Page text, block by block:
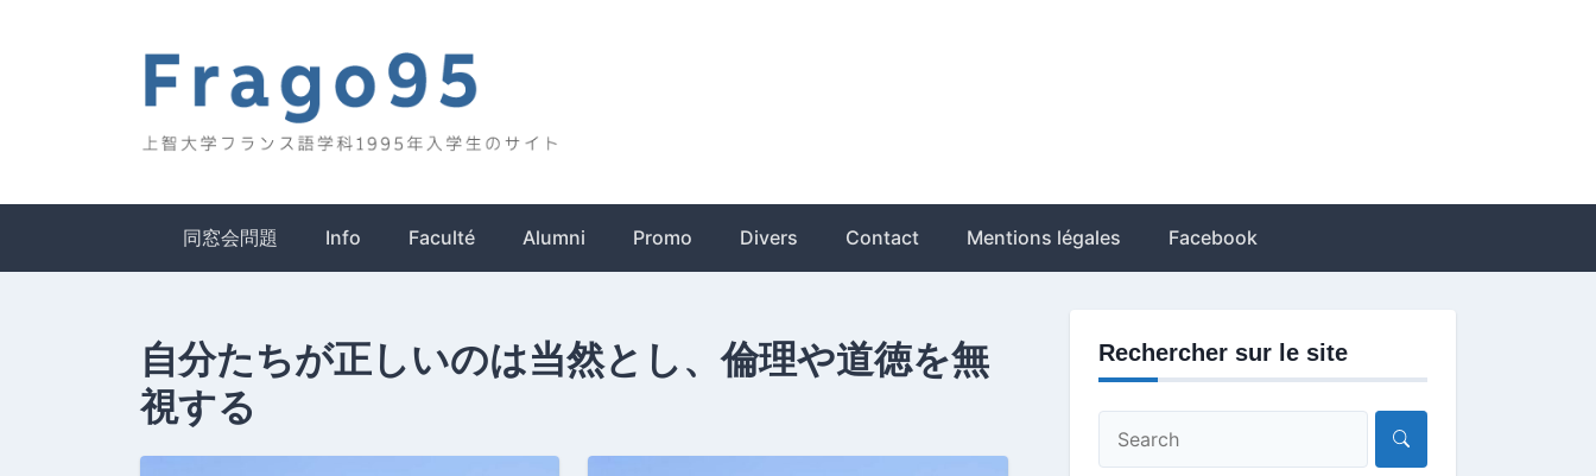
Frago95
同窓会問題 Info Faculté Alumni Promo Divers Contact Mentions légales Facebook
自分たちが正しいのは当然とし、倫理や道徳を無
視する
Rechercher sur le site